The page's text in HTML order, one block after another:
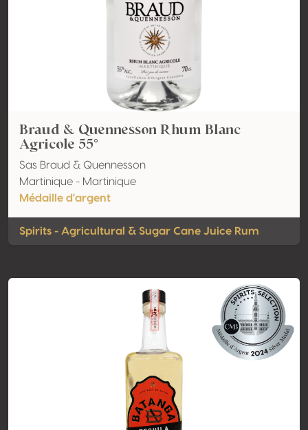
Braud & Quennesson Rhum Blanc
Agricole 55°
Sas Braud & Quennesson
Martinique - Martinique
Médaille d'argent
Spirits - Agricultural & Sugar Cane Juice Rum